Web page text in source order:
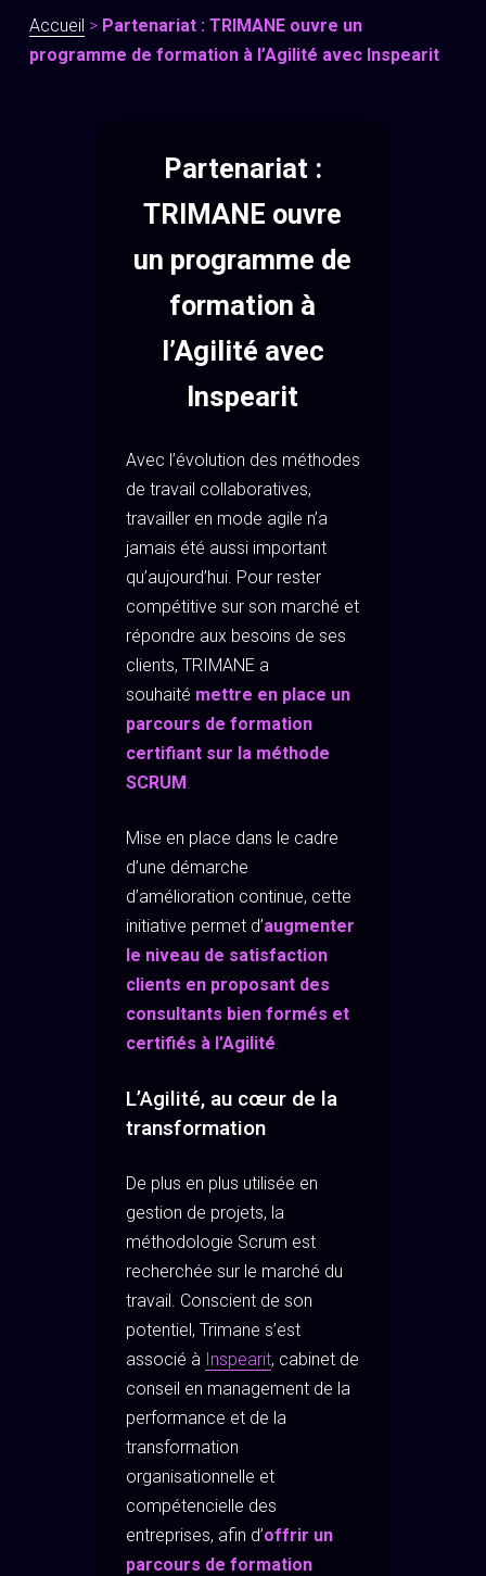
Accueil > Partenariat : TRIMANE ouvre un
programme de formation à l’Agilité avec Inspearit
Partenariat :
TRIMANE ouvre
un programme de
formation à
l’Agilité avec
Inspearit
Avec l’évolution des méthodes
de travail collaboratives,
travailler en mode agile n’a
jamais été aussi important
qu’aujourd’hui. Pour rester
compétitive sur son marché et
répondre aux besoins de ses
clients, TRIMANE a
souhaité mettre en place un
parcours de formation
certifiant sur la méthode
SCRUM.
Mise en place dans le cadre
d’une démarche
d’amélioration continue, cette
initiative permet d’augmenter
le niveau de satisfaction
clients en proposant des
consultants bien formés et
certifiés à l’Agilité.
L’Agilité, au cœur de la
transformation
De plus en plus utilisée en
gestion de projets, la
méthodologie Scrum est
recherchée sur le marché du
travail. Conscient de son
potentiel, Trimane s’est
associé à Inspearit, cabinet de
conseil en management de la
performance et de la
transformation
organisationnelle et
compétencielle des
entreprises, afin d’offrir un
parcours de formation